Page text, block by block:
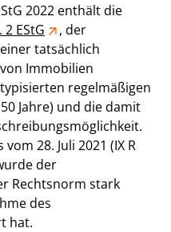
2022 enthält die
2 EStG
, der
tatsächlich
Immobilien
regelmäßigen
Jahre) und die damit
28. Juli 2021 (IX R
der
Rechtsnorm stark
des
hat.